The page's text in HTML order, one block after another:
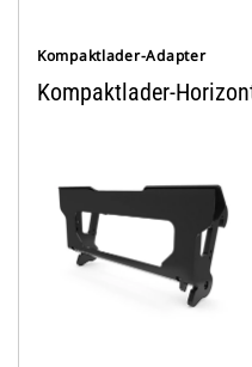
Kompaktlader-Adapter
Kompaktlader-